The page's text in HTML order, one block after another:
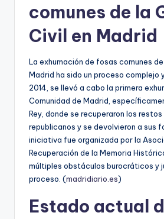
comunes de la
Civil en Madrid
La exhumación de fosas comunes
Madrid ha sido un proceso complejo
2014, se llevó a cabo la primera
Comunidad de Madrid,
Rey, donde se recuperaron los
republicanos y se devolvieron a sus
iniciativa fue organizada por la
Recuperación de la Memoria
múltiples obstáculos burocráticos y
proceso. (madridiario.es)
Estado actual